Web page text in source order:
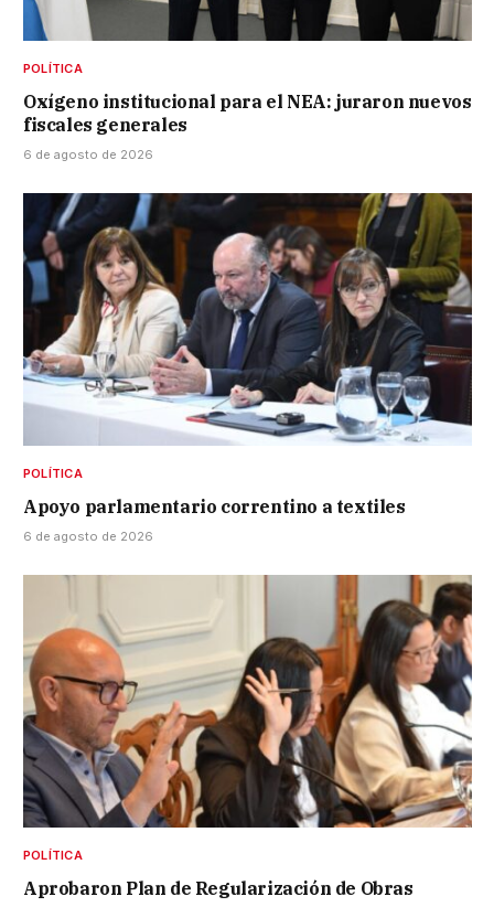
POLÍTICA
Oxígeno institucional para el NEA: juraron nuevos
fiscales generales
6 de agosto de 2026
POLÍTICA
Apoyo parlamentario correntino a textiles
6 de agosto de 2026
POLÍTICA
Aprobaron Plan de Regularización de Obras